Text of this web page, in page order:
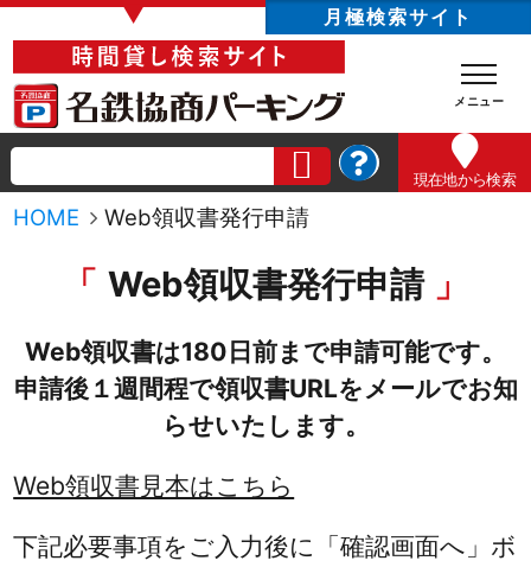
▼ 月極検索サイト
現在地から検索
HOME Web領収書発行申請
Web領収書発行申請
Web領収書は180日前まで申請可能です。
申請後１週間程で領収書URLをメールでお知
らせいたします。
Web領収書見本はこちら
下記必要事項をご入力後に「確認画面へ」ボ